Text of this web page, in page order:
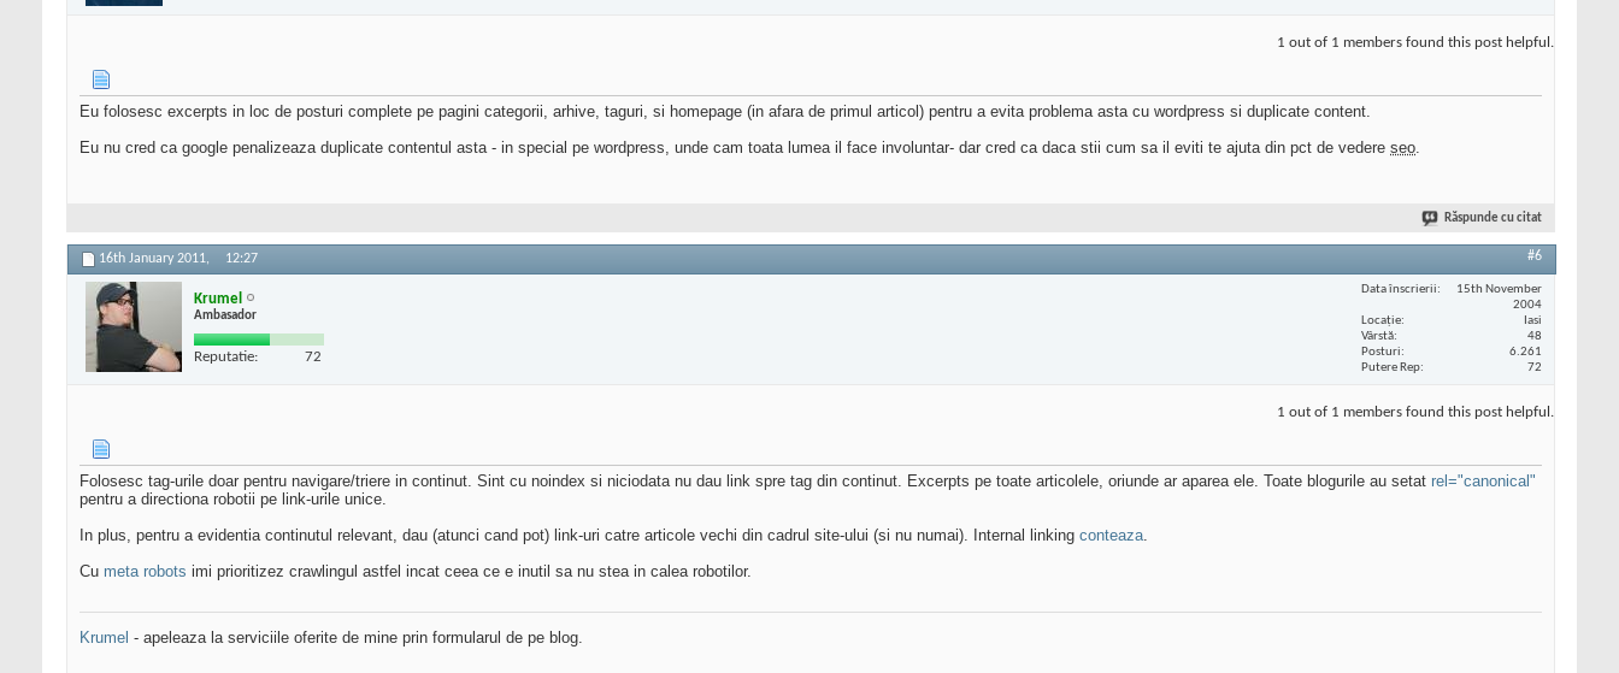
1 out of 1 members found this post helpful.
Eu folosesc excerpts in loc de posturi complete pe pagini categorii, arhive, taguri, si homepage (in afara de primul articol) pentru a evita problema asta cu wordpress si duplicate content.
Eu nu cred ca google penalizeaza duplicate contentul asta - in special pe wordpress, unde cam toata lumea il face involuntar- dar cred ca daca stii cum sa il eviti te ajuta din pct de vedere seo
Răspunde cu citat
16th January 2011, 12:27 #6
Krumel
Ambasador
Reputatie: 72
Data înscrierii
15th November
2004
Locaţie
Iasi
Vârstă
48
Posturi
6.261
Putere Rep
72
1 out of 1 members found this post helpful.
Folosesc tag-urile doar pentru navigare/triere in continut. Sint cu noindex si niciodata nu dau link spre tag din continut. Excerpts pe toate articolele, oriunde ar aparea ele. Toate blogurile au setat rel="canonical"
pentru a directiona robotii pe link-urile unice.
In plus, pentru a evidentia continutul relevant, dau (atunci cand pot) link-uri catre articole vechi din cadrul site-ului (si nu numai). Internal linking conteaza
Cu meta robots imi prioritizez crawlingul astfel incat ceea ce e inutil sa nu stea in calea robotilor.
Krumel - apeleaza la serviciile oferite de mine prin formularul de pe blog.